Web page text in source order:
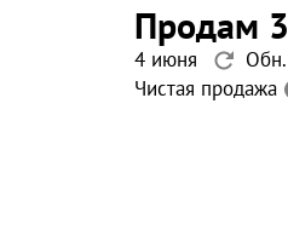
продам
4 июня
Чистая продажа